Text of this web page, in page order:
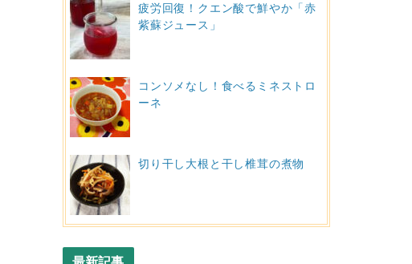
疲労回復！クエン酸で鮮やか「赤
紫蘇ジュース」
コンソメなし！食べるミネストロ
ーネ
切り干し大根と干し椎茸の煮物